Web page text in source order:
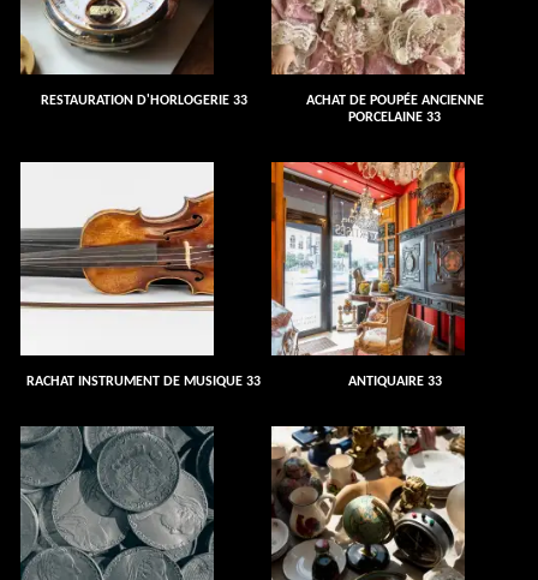
RESTAURATION D'HORLOGERIE 33
ACHAT DE POUPÉE ANCIENNE
PORCELAINE 33
RACHAT INSTRUMENT DE MUSIQUE 33 ANTIQUAIRE 33